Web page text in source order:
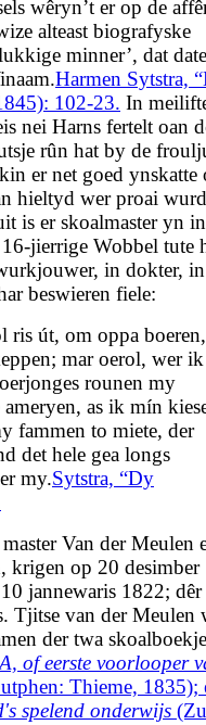
wêryn’t er op de
alteast biografyske
minner’, dat
Harmen Sytstra,
102-23. In
nei Harns fertelt oan
rûn hat by de
er net goed ynskatte
hieltyd wer proai
is er skoalmaster yn
jierrige Wobbel tute
in dokter,
beswieren fiele:
ris út, om oppa
mar oerol, wer ik
rounen my
as ik mín
fammen to miete, der
det hele gea longs
my.Sytstra, “Dy
Van der Meulen
krigen op 20
jannewaris 1822;
Tjitse van der Meulen
der twa
A, of eerste voorlooper
Thieme, 1835);
spelend onderwijs